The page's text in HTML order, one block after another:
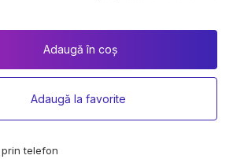
Adaugă în coș
Adaugă la favorite
telefon